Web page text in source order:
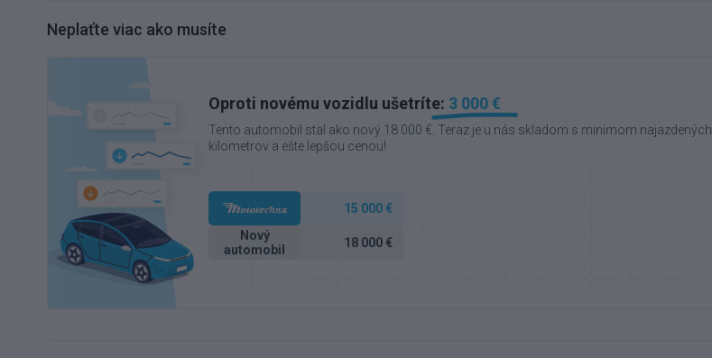
Neplaťte viac ako musíte
Oproti novému vozidlu ušetríte: 3 000 €
Tento automobil stal ako nový 18 000 €. Teraz je u nás skladom s minimom najazdených
kilometrov a ešte lepšou cenou!
15 000 €
Nový
automobil
18 000 €